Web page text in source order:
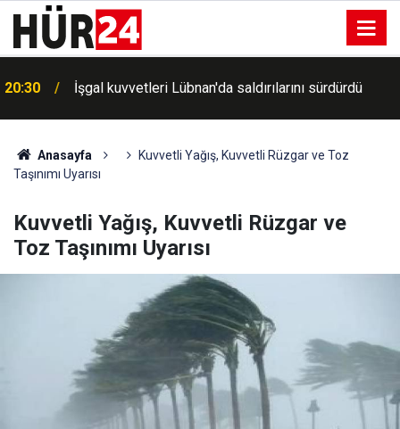
20:30 İşgal kuvvetleri Lübnan'da saldırılarını sürdürdü
Anasayfa
Kuvvetli Yağış, Kuvvetli Rüzgar ve Toz
Taşınımı Uyarısı
Kuvvetli Yağış, Kuvvetli Rüzgar ve
Toz Taşınımı Uyarısı